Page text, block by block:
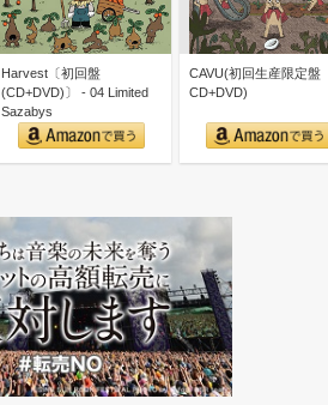
Harvest〔初回盤
(CD+DVD)〕 - 04 Limited
Sazabys
CAVU(初回生産限定盤
CD+DVD)